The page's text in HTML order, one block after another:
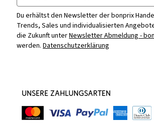
Du erhältst den Newsletter der bonprix
Trends, Sales und individualisierten
die Zukunft unterNewsletter Abmeldung -
werden. Datenschutzerklärung
UNSERE ZAHLUNGSARTEN